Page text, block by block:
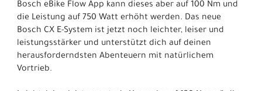
Bosch eBike Flow App kann dieses aber auf 100 Nm und
die Leistung auf 750 Watt erhöht werden. Das neue
Bosch CX E-System ist jetzt noch leichter, leiser und
leistungsstärker und unterstützt dich auf deinen
herausforderndsten Abenteuern mit natürlichem
Vortrieb.